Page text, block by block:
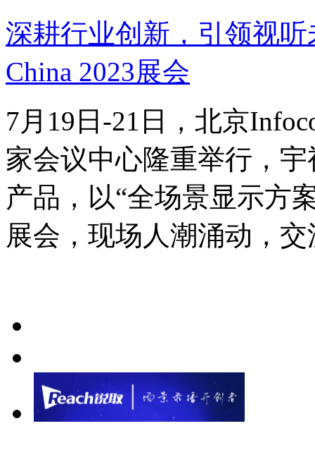
深耕行业创新，引领视
China 2023展会
7月19日-21日，北京
家会议中心隆重举行，
产品，以“全场景显示方
展会，现场人潮涌动，